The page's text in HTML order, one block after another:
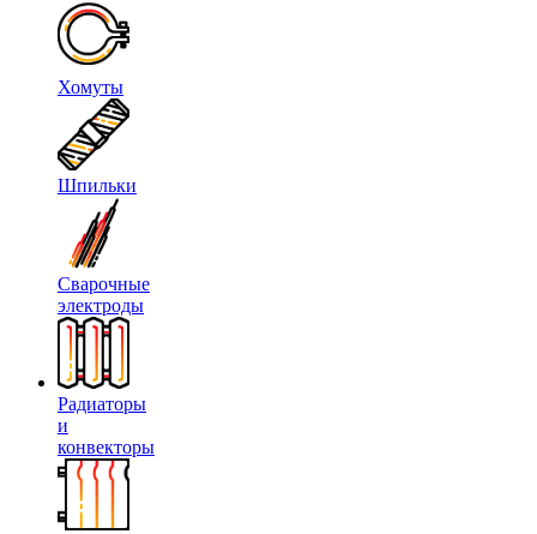
Хомуты
Шпильки
Сварочные
электроды
Радиаторы
и
конвекторы